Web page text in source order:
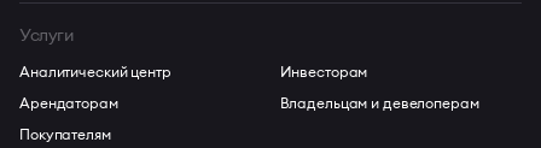
Услуги
Аналитический центр
Арендаторам
Покупателям
Инвесторам
Владельцам и девелоперам